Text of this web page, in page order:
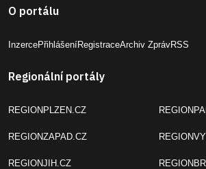
O portálu
InzercePřihlášeníRegistraceArchiv ZprávRSS
Regionální portály
REGIONPLZEN.CZ
REGIONZAPAD.CZ
REGIONJIH.CZ